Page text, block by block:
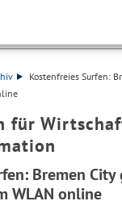
Kostenfreies Surfen:
für
Bremen
WLAN online